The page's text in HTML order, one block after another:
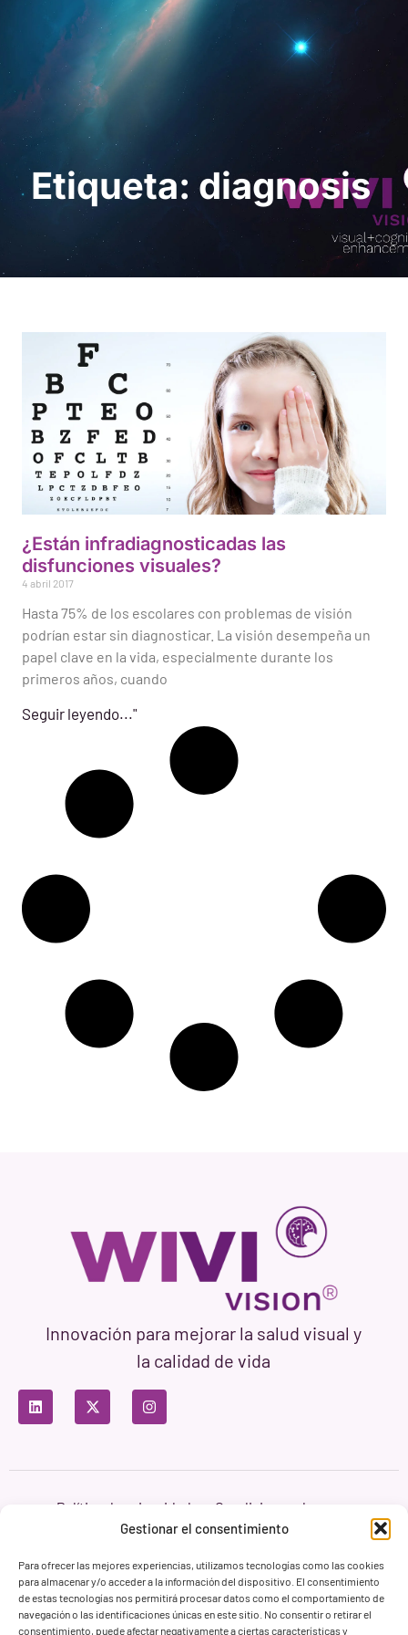
Gestionar el consentimiento
Para ofrecer las mejores experiencias, utilizamos tecnologías como las cookies
para almacenar y/o acceder a la información del dispositivo. El consentimiento
de estas tecnologías nos permitirá procesar datos como el comportamiento de
navegación o las identificaciones únicas en este sitio. No consentir o retirar el
consentimiento, puede afectar negativamente a ciertas características y
Solicita una demo
Etiqueta: diagnosis
¿Están infradiagnosticadas las
disfunciones visuales?
4 abril 2017
Hasta 75% de los escolares con problemas de visión
podrían estar sin diagnosticar. La visión desempeña un
papel clave en la vida, especialmente durante los
primeros años, cuando
Seguir leyendo..."
Innovación para mejorar la salud visual y
la calidad de vida
Política de privacidad
Condiciones de uso
Política de cookies